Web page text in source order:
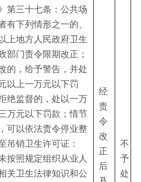
第三十七条：公共场
有下列情形之一的、
上地方人民政府卫生
部门责令限期改正；
的，给予警告，并处
以上一万元以下罚
绝监督的，处以一万
万元以下罚款；情节
可以依法责令停业整
吊销卫生许可证：
按照规定组织从业人
关卫生法律知识和公
经
责
令
改
正
后
不
予
处